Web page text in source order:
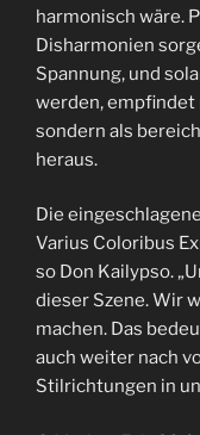
harmonisch wäre.
Disharmonien
Spannung, und
werden, empfindet
sondern als
heraus.
Die
Varius Coloribus
so Don Kailypso.
dieser Szene. Wir
machen. Das
auch weiter nach
Stilrichtungen in